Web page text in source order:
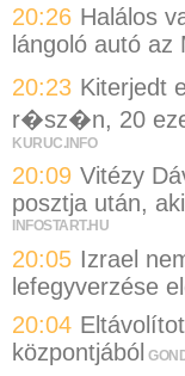
20:26 Halálos
lángoló autó az
20:23 Kiterjedt
r�sz�n, 20
KURUC.INFO
20:09 Vitézy
posztja után,
INFOSTART.HU
20:05 Izrael
lefegyverzése
20:04
központjából